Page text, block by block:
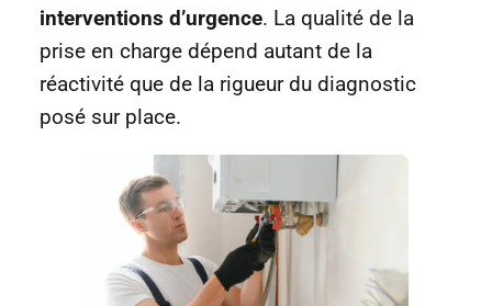
interventions d’urgence. La qualité de la
prise en charge dépend autant de la
réactivité que de la rigueur du diagnostic
posé sur place.